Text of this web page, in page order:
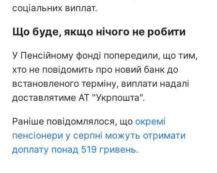
соціальних виплат.
Що буде, якщо нічого не робити
У Пенсійному фонді попередили, що тим,
хто не повідомить про новий банк до
встановленого терміну, виплати надалі
доставлятиме АТ "Укрпошта".
Раніше повідомлялося, що окремі
пенсіонери у серпні можуть отримати
доплату понад 519 гривень.